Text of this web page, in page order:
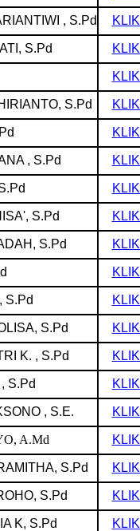
, S.Pd
S.Pd
S.Pd
, S.Pd
S.Pd
S.Pd
S.Pd
S.Pd
K. , S.Pd
S.Pd
, S.E.
A.Md
S.Pd
S.Pd
K, S.Pd